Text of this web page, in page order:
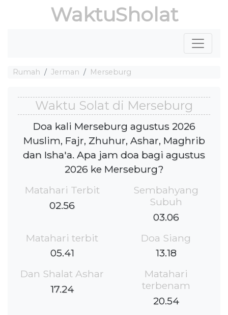
WaktuSholat
Rumah Jerman Merseburg
Waktu Solat di Merseburg
Doa kali Merseburg agustus 2026
Muslim, Fajr, Zhuhur, Ashar, Maghrib
dan Isha'a. Apa jam doa bagi agustus
2026 ke Merseburg?
Matahari Terbit
02.56
Sembahyang
Subuh
03.06
Matahari terbit
05.41
Doa Siang
13.18
Dan Shalat Ashar
17.24
Matahari
terbenam
20.54